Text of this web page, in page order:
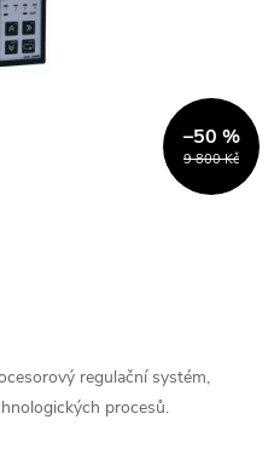
9 800 Kč
–50 %
regulační systém,
procesů.